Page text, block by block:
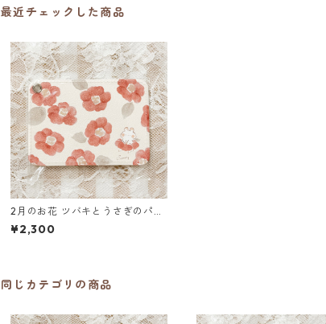
最近チェックした商品
2月のお花 ツバキとうさぎのパス
ケース
¥2,300
同じカテゴリの商品